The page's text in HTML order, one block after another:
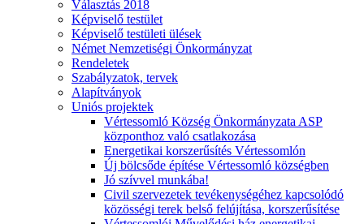
Választás 2018
Képviselő testület
Képviselő testületi ülések
Német Nemzetiségi Önkormányzat
Rendeletek
Szabályzatok, tervek
Alapítványok
Uniós projektek
Vértessomló Község Önkormányzata ASP
központhoz való csatlakozása
Energetikai korszerűsítés Vértessomlón
Új bölcsőde építése Vértessomló községben
Jó szívvel munkába!
Civil szervezetek tevékenységéhez kapcsolódó
közösségi terek belső felújítása, korszerűsítése